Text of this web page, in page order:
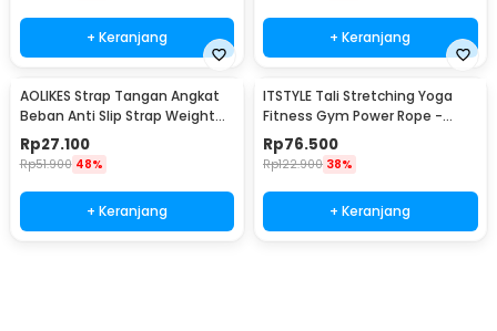
+ Keranjang + Keranjang
AOLIKES Strap Tangan Angkat
Beban Anti Slip Strap Weight
Lifting 2 PCS - 7635
Rp27.100
Rp51.900 48%
+ Keranjang
ITSTYLE Tali Stretching Yoga
Fitness Gym Power Rope -
P3PRO
Rp76.500
Rp122.900 38%
+ Keranjang